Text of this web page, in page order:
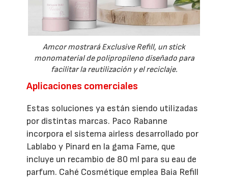
Amcor mostrará Exclusive Refill, un stick
monomaterial de polipropileno diseñado para
facilitar la reutilización y el reciclaje.
Aplicaciones comerciales
Estas soluciones ya están siendo utilizadas
por distintas marcas. Paco Rabanne
incorpora el sistema airless desarrollado por
Lablabo y Pinard en la gama Fame, que
incluye un recambio de 80 ml para su eau de
parfum. Cahé Cosmétique emplea Baia Refill